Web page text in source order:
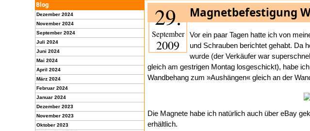
Blog
Dezember 2024
November 2024
September 2024
Juli 2024
Juni 2024
Mai 2024
April 2024
März 2024
Februar 2024
Januar 2024
Dezember 2023
November 2023
Oktober 2023
29.
September
2009
Magnetbefestigung
Vor ein paar Tagen hatte ich von
und Schrauben berichtet gehabt. Da
wurde (der Verkäufer war
gleich am gestrigen Montag losgeschickt), habe
Wandbehang zum »Aushängen« gleich an der
Die Magnete habe ich natürlich auch über eBay
erhältlich.